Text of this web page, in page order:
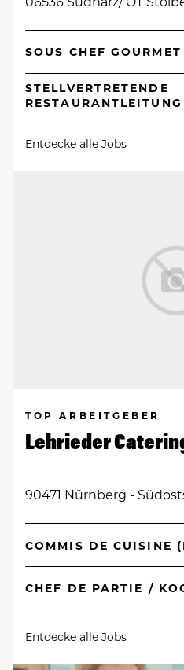
SOUS CHEF
STELLVERTRETENDE
Entdecke alle Jobs
TOP ARBEITGEBER
Lehrieder
90471 Nürnberg -
COMMIS DE CUISINE
CHEF DE PARTIE /
Entdecke alle Jobs